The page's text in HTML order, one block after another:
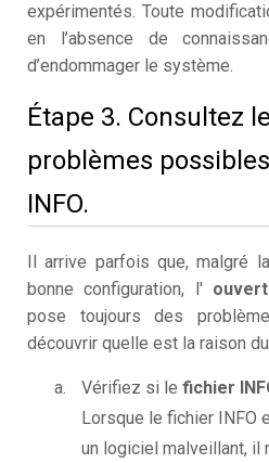
expérimentés. Toute
en l’absence de
d’endommager le système.
Étape 3. Consultez
problèmes
INFO.
Il arrive parfois que, malgré
bonne configuration, l'
pose toujours des
découvrir quelle est la raison
Vérifiez si le fichier
Lorsque le fichier INFO
un logiciel malveillant, il